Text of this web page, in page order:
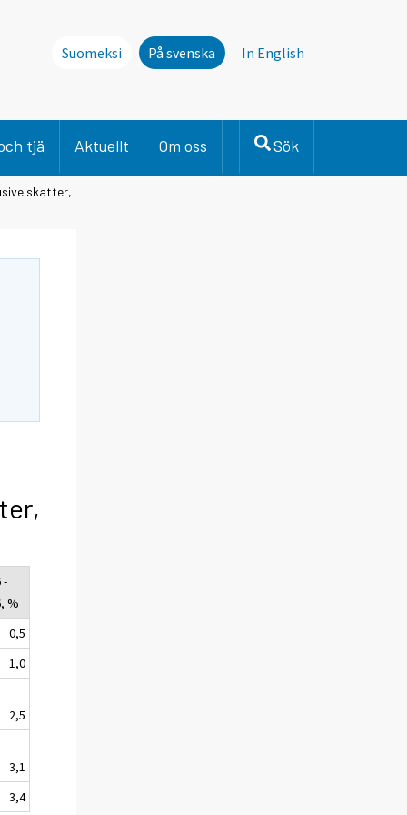
Suomeksi På svenska In English
tjä Aktuellt Om oss Sök
skatter,
-
%
0,5
1,0
2,5
3,1
3,4